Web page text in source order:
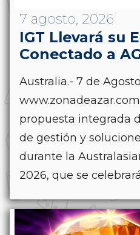
7 agosto, 2026
IGT Llevará su
Conectado a
Australia.- 7 de Agosto
propuesta integrada
de gestión y
durante la
2026, que se